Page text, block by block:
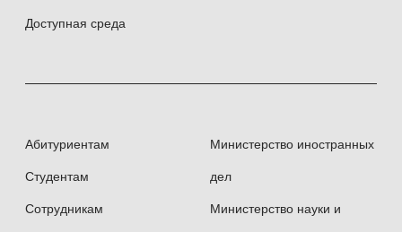
Digitalization, Diplomatic Academy, MGIMO University
Economic Relations and Foreign Economic Affairs,
PgD in Law, Legal administration, MSU.
Доступная среда
Абитуриентам
Студентам
Сотрудникам
Министерство иностранных
дел
Министерство науки и